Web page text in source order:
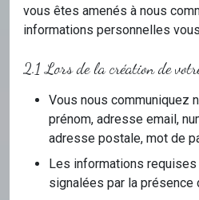
vous êtes amenés à nous
informations personnelles
2.1 Lors de la création de
Vous nous communiquez
prénom, adresse email,
adresse postale, mot de
Les informations
signalées par la présence